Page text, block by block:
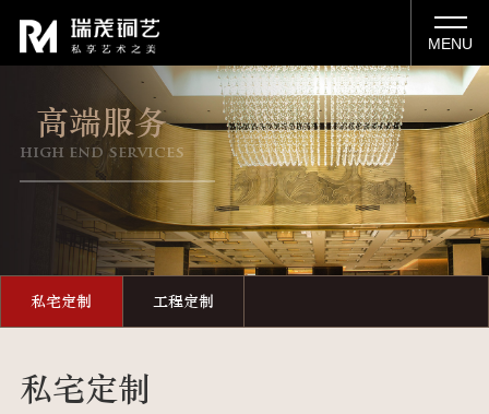
MENU
高端服务
high end services
私宅定制 工程定制
私宅定制